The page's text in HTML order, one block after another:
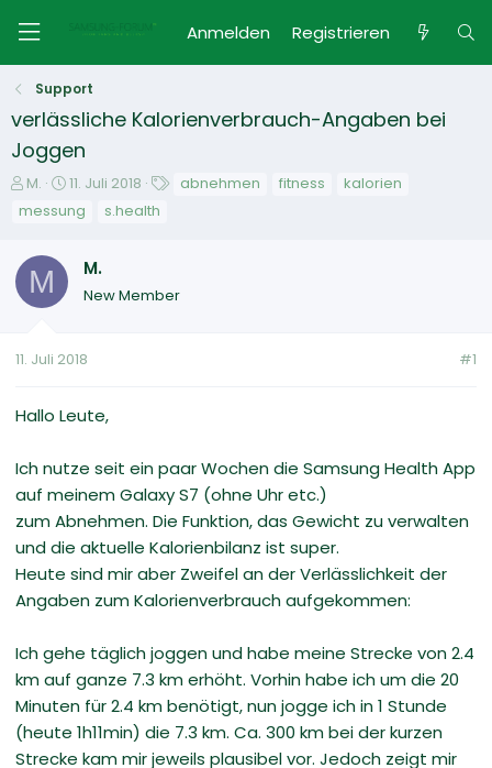
Anmelden Registrieren
Support
verlässliche Kalorienverbrauch-Angaben bei
Joggen
E
e
M.
E
a
11. Juli 2018
g
abnehmen fitness
kalorien
messung
s.health
M M.
New Member
11. Juli 2018 #1
Hallo Leute,
Ich nutze seit ein paar Wochen die Samsung Health App
auf meinem Galaxy S7 (ohne Uhr etc.)
zum Abnehmen. Die Funktion, das Gewicht zu verwalten
und die aktuelle Kalorienbilanz ist super.
Heute sind mir aber Zweifel an der Verlässlichkeit der
Angaben zum Kalorienverbrauch aufgekommen:
Ich gehe täglich joggen und habe meine Strecke von 2.4
km auf ganze 7.3 km erhöht. Vorhin habe ich um die 20
Minuten für 2.4 km benötigt, nun jogge ich in 1 Stunde
(heute 1h11min) die 7.3 km. Ca. 300 km bei der kurzen
Strecke kam mir jeweils plausibel vor. Jedoch zeigt mir